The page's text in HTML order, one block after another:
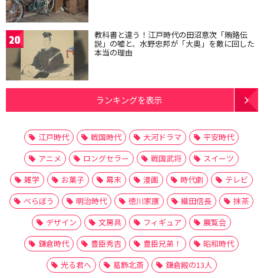
20 教科書と違う！江戸時代の田沼意次「賄賂伝
説」の嘘と、水野忠邦が「大奥」を敵に回した
本当の理由
ランキングを表示
江戸時代 戦国時代 大河ドラマ
平安時代
アニメ
ロングセラー 戦国武将
スイーツ
雑学
お菓子 幕末 漫画 時代劇
テレビ
べらぼう
明治時代 徳川家康 織田信長
抹茶
デザイン
文房具 フィギュア
展覧会
鎌倉時代
豊臣秀吉 豊臣兄弟！
昭和時代
光る君へ
葛飾北斎 鎌倉殿の13人